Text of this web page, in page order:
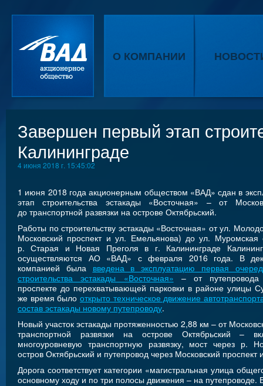
О КОМПАНИИ
Завершен первый этап
Калининграде
4 июня 2018 г. 15:45:02
1 июня 2018 года акционерным обществом «ВАД» сдан в
этап строительства эстакады «Восточная» – от
до транспортной развязки на острове Октябрьский.
Работы по строительству эстакады «Восточная» от ул.
Московский проспект и ул. Емельянова) до ул. Муромская
р. Старая и Новая Преголя в г. Калининграде
осуществляются АО «ВАД» с февраля 2016 года. В
компанией была введена в эксплуатацию первая
строительства эстакады «Восточная» – от
проспекте до перехватывающей парковки в районе улицы
же время было открыто техническое движение
состав эстакады новому путепроводу.
Новый участок эстакады протяженностью 2,88 км – от
транспортной развязки на острове Октябрьский –
многоуровневую транспортную развязку, мост через р.
остров Октябрьский и путепровод через Московский
Дорога соответствует категории «магистральная улица
основному ходу и по три полосы движения – на